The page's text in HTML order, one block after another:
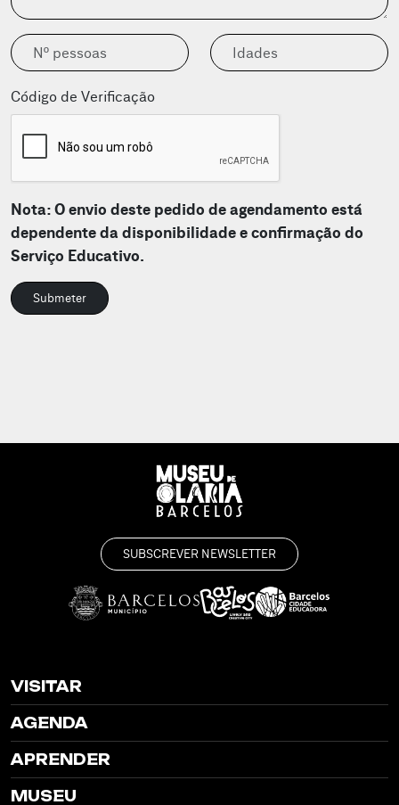
Código de Verificação
Nota: O envio deste pedido de agendamento está
dependente da disponibilidade e confirmação do
Serviço Educativo.
Submeter
SUBSCREVER NEWSLETTER
VISITAR
AGENDA
APRENDER
MUSEU